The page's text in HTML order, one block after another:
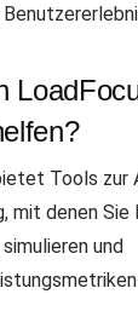
Tools zur
mit denen
und